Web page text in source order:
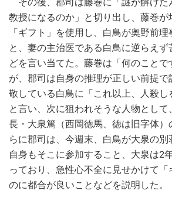
教授になるのか」と切り出し、藤巻が
「ギフト」を使用し、白鳥が奥野前
と、妻の主治医である白鳥に逆らえ
どを言い当てた。藤巻は「何のことで
が、郡司は自身の推理が正しい前提
敬している白鳥に「これ以上、人殺し
と言い、次に狙われそうな人物とし
長・大泉篤（西岡徳馬、徳は旧字体）
らに郡司は、今週末、白鳥が大泉の別
自身もそこに参加すること、大泉は2
っており、急性心不全に見せかけて「
のに都合が良いことなどを説明した。